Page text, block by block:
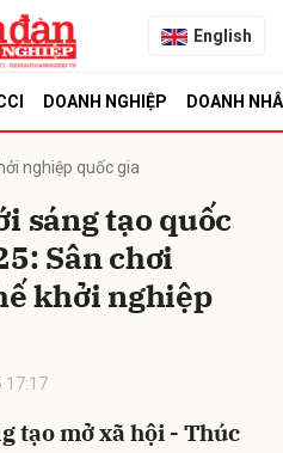
English
DOANH NGHIỆP DOANH
nghiệp quốc gia
sáng tạo quốc
Sân chơi
khởi nghiệp
17:17
tạo mở xã hội - Thúc